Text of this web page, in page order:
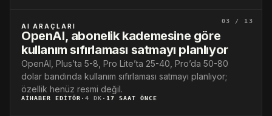
03 / 13
AI ARAÇLARI
OpenAI, abonelik kademesine göre
kullanım sıfırlaması satmayı planlıyor
OpenAI, Plus’ta 5-8, Pro Lite’ta 25-40, Pro’da 50-80
dolar bandında kullanım sıfırlaması satmayı planlıyor;
özellik henüz resmi değil.
AIHABER EDITÖR · 4 DK · 17 SAAT ÖNCE